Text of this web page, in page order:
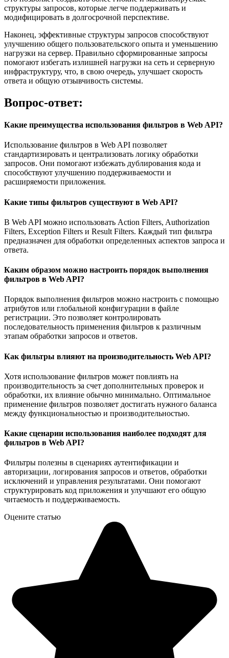
структуры запросов, которые легче поддерживать и
модифицировать в долгосрочной перспективе.
Наконец, эффективные структуры запросов способствуют
улучшению общего пользовательского опыта и уменьшению
нагрузки на сервер. Правильно сформированные запросы
помогают избегать излишней нагрузки на сеть и серверную
инфраструктуру, что, в свою очередь, улучшает скорость
ответа и общую отзывчивость системы.
Вопрос-ответ:
Какие преимущества использования фильтров в Web API?
Использование фильтров в Web API позволяет
стандартизировать и централизовать логику обработки
запросов. Они помогают избежать дублирования кода и
способствуют улучшению поддерживаемости и
расширяемости приложения.
Какие типы фильтров существуют в Web API?
В Web API можно использовать Action Filters, Authorization
Filters, Exception Filters и Result Filters. Каждый тип фильтра
предназначен для обработки определенных аспектов запроса и
ответа.
Каким образом можно настроить порядок выполнения
фильтров в Web API?
Порядок выполнения фильтров можно настроить с помощью
атрибутов или глобальной конфигурации в файле
регистрации. Это позволяет контролировать
последовательность применения фильтров к различным
этапам обработки запросов и ответов.
Как фильтры влияют на производительность Web API?
Хотя использование фильтров может повлиять на
производительность за счет дополнительных проверок и
обработки, их влияние обычно минимально. Оптимальное
применение фильтров позволяет достигать нужного баланса
между функциональностью и производительностью.
Какие сценарии использования наиболее подходят для
фильтров в Web API?
Фильтры полезны в сценариях аутентификации и
авторизации, логирования запросов и ответов, обработки
исключений и управления результатами. Они помогают
структурировать код приложения и улучшают его общую
читаемость и поддерживаемость.
Оцените статью